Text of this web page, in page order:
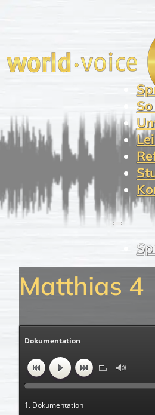
Matthias 4
Dokumentation
1. Dokumentation